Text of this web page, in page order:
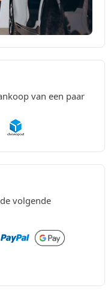
van een paar
volgende